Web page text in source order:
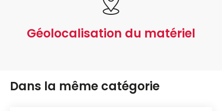
Géolocalisation du matériel
Dans la même catégorie